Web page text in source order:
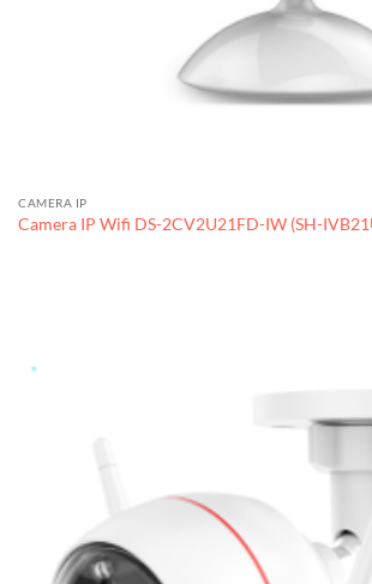
CAMERA IP
Camera IP Wifi DS-2CV2U21FD-IW (SH-